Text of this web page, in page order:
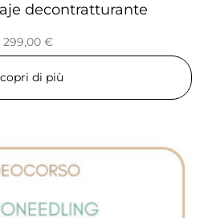
decontratturante
299,00 €
di più